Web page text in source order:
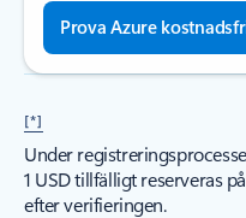
Prova Azure
[*]
Under
1 USD tillfälligt reserveras
efter verifieringen.